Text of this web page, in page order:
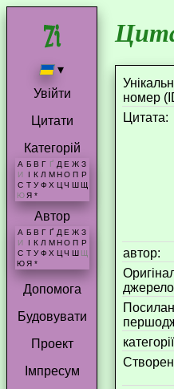
▾
Увійти
Цитати
Категорій
А Б В Г Ґ Д Е Ж З
И
І К Л М Н О П Р
С Т У Ф Х Ц Ч Ш Щ
Ю Я *
Автор
А Б В Г Ґ Д Е Ж З
И
К Л М Н О П Р
С Т У Ф Х Ц Ч Ш Щ
Ю Я *
Допомога
Будовувати
Проект
Імпресум
номер
Цитата:
aвтор: